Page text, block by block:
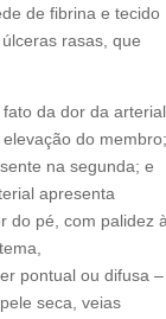
de fibrina e tecido
rasas, que
da dor da arterial
do membro;
na segunda; e
apresenta
do pé, com palidez
pontual ou difusa –
seca, veias